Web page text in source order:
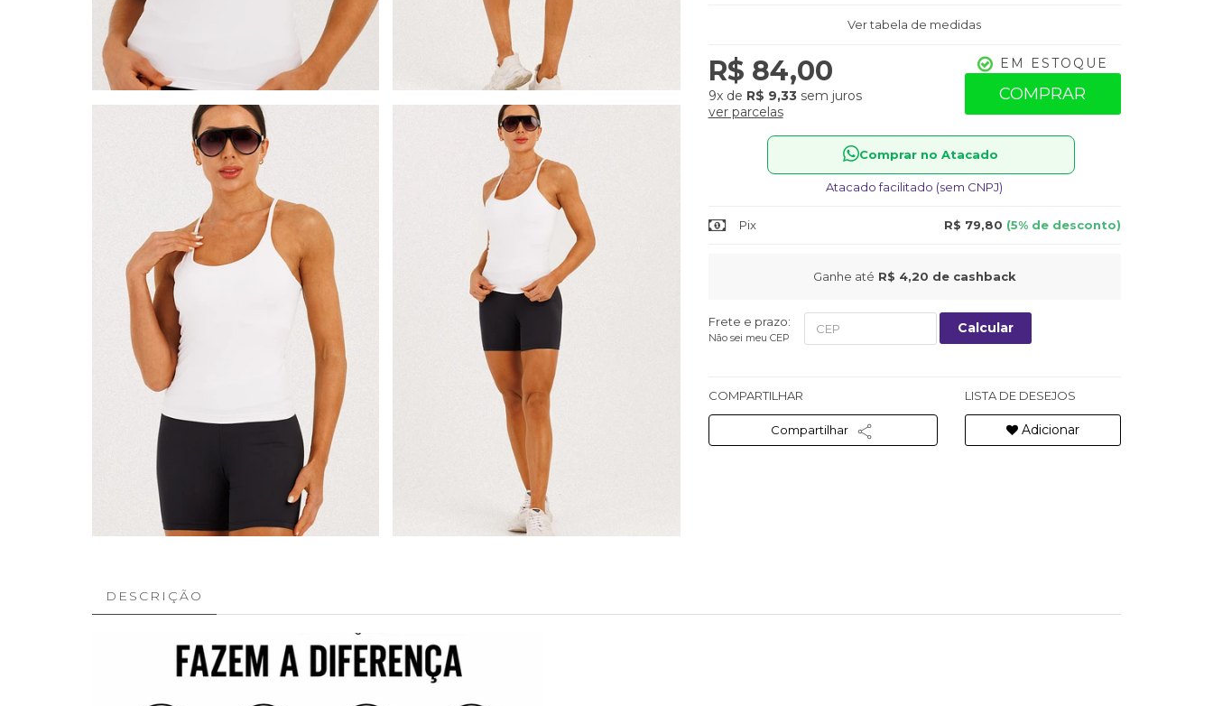
Ver tabela de medidas
R$ 84,00
9xde R$ 9,33sem juros
ver parcelas
EM ESTOQUE
COMPRAR
Comprar no Atacado
Atacado facilitado (sem CNPJ)
Pix R$ 79,80 (5% de desconto)
Ganhe até R$ 4,20 de cashback
Frete e prazo:
Não sei meu CEP
Calcular
COMPARTILHAR
Compartilhar
LISTA DE DESEJOS
Adicionar
DESCRIÇÃO